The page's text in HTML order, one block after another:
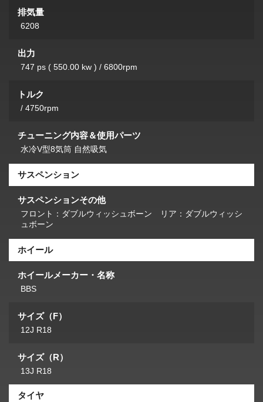
排気量
6208
出力
747 ps ( 550.00 kw ) / 6800rpm
トルク
/ 4750rpm
チューニング内容＆使用パーツ
水冷V型8気筒 自然吸気
サスペンション
サスペンションその他
フロント：ダブルウィッシュボーン リア：ダブルウィッシ
ュボーン
ホイール
ホイールメーカー・名称
BBS
サイズ（F）
12J R18
サイズ（R）
13J R18
タイヤ